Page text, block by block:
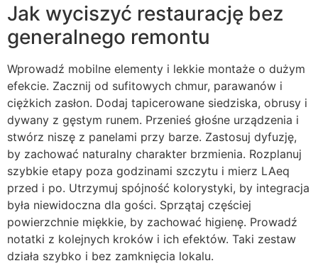
Jak wyciszyć restaurację bez
generalnego remontu
Wprowadź mobilne elementy i lekkie montaże o dużym
efekcie. Zacznij od sufitowych chmur, parawanów i
ciężkich zasłon. Dodaj tapicerowane siedziska, obrusy i
dywany z gęstym runem. Przenieś głośne urządzenia i
stwórz niszę z panelami przy barze. Zastosuj dyfuzję,
by zachować naturalny charakter brzmienia. Rozplanuj
szybkie etapy poza godzinami szczytu i mierz LAeq
przed i po. Utrzymuj spójność kolorystyki, by integracja
była niewidoczna dla gości. Sprzątaj częściej
powierzchnie miękkie, by zachować higienę. Prowadź
notatki z kolejnych kroków i ich efektów. Taki zestaw
działa szybko i bez zamknięcia lokalu.